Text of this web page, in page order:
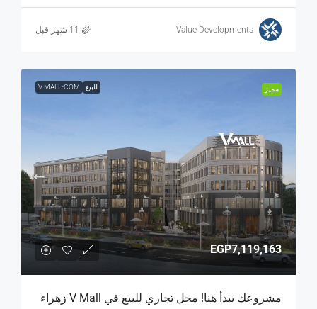
Value Developments
مميز للبيع V MALL-COM
EGP7,119,163
مشروعك يبدأ هنا! محل تجاري للبيع في V Mall زهراء